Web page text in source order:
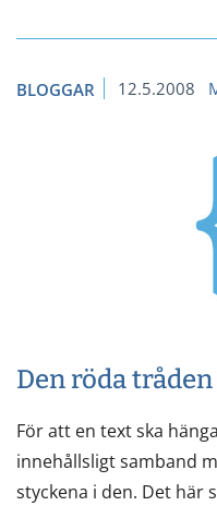
BLOGGAR 12.5.2008
Den röda tråden
För att en text ska
innehållsligt samband
styckena i den. Det här